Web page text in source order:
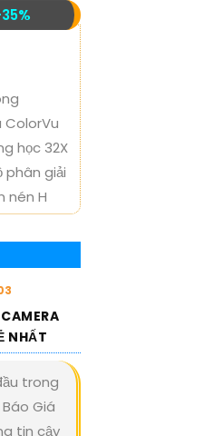
học 32X
giải
nén H
NHẤT
trong
Giá
tin cậy